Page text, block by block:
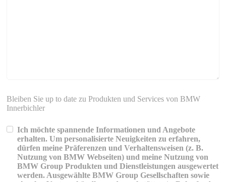
Bleiben Sie up to date zu Produkten und Services von BMW
Innerbichler
Ich möchte spannende Informationen und Angebote
erhalten. Um personalisierte Neuigkeiten zu erfahren,
dürfen meine Präferenzen und Verhaltensweisen (z. B.
Nutzung von BMW Webseiten) und meine Nutzung von
BMW Group Produkten und Dienstleistungen ausgewertet
werden. Ausgewählte BMW Group Gesellschaften sowie